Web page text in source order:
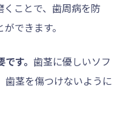
ことで、歯周病を防
できます。
す。 歯茎に優しいソフ
歯茎を傷つけないように